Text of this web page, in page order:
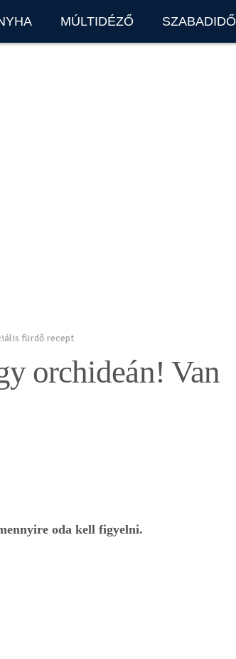
MÚLTIDÉZŐ SZABADIDŐ
fürdő recept
orchideán! Van
oda kell figyelni.